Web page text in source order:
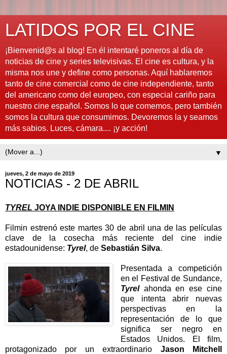
LATIDOS POR EL CINE
¡Bienvenid@s al blog! En él intentaré poneros al día de
noticias de cine y series televisivas. El cine es cultura, y la
misma nos une y define como personas. Aquí hablaremos
tanto de cine comercial como de cine independiente, tanto
del americano como del europeo, con especial cariño para
nuestro cine español. Somos lo que comemos, pero también
somos la cultura que consumimos. Devoremos la y seamos
más sabios. Luces, cámara.... ¡y acción!
▼
jueves, 2 de mayo de 2019
NOTICIAS - 2 DE ABRIL
TYREL JOYA INDIE DISPONIBLE EN FILMIN
Filmin estrenó este martes 30 de abril una de las películas
clave de la cosecha más reciente del cine indie
estadounidense: Tyrel, de Sebastián Silva.
Presentada a competición
en el Festival de Sundance,
Tyrel ahonda en ese cine
que intenta abrir nuevas
perspectivas en la
representación de lo que
significa ser negro en
Estados Unidos. El film,
protagonizado por un extraordinario Jason Mitchell